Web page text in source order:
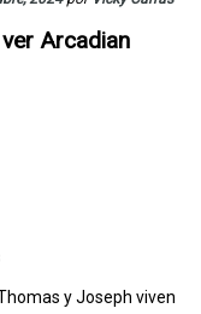
Arcadian
y Joseph viven